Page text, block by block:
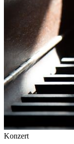
Konzert